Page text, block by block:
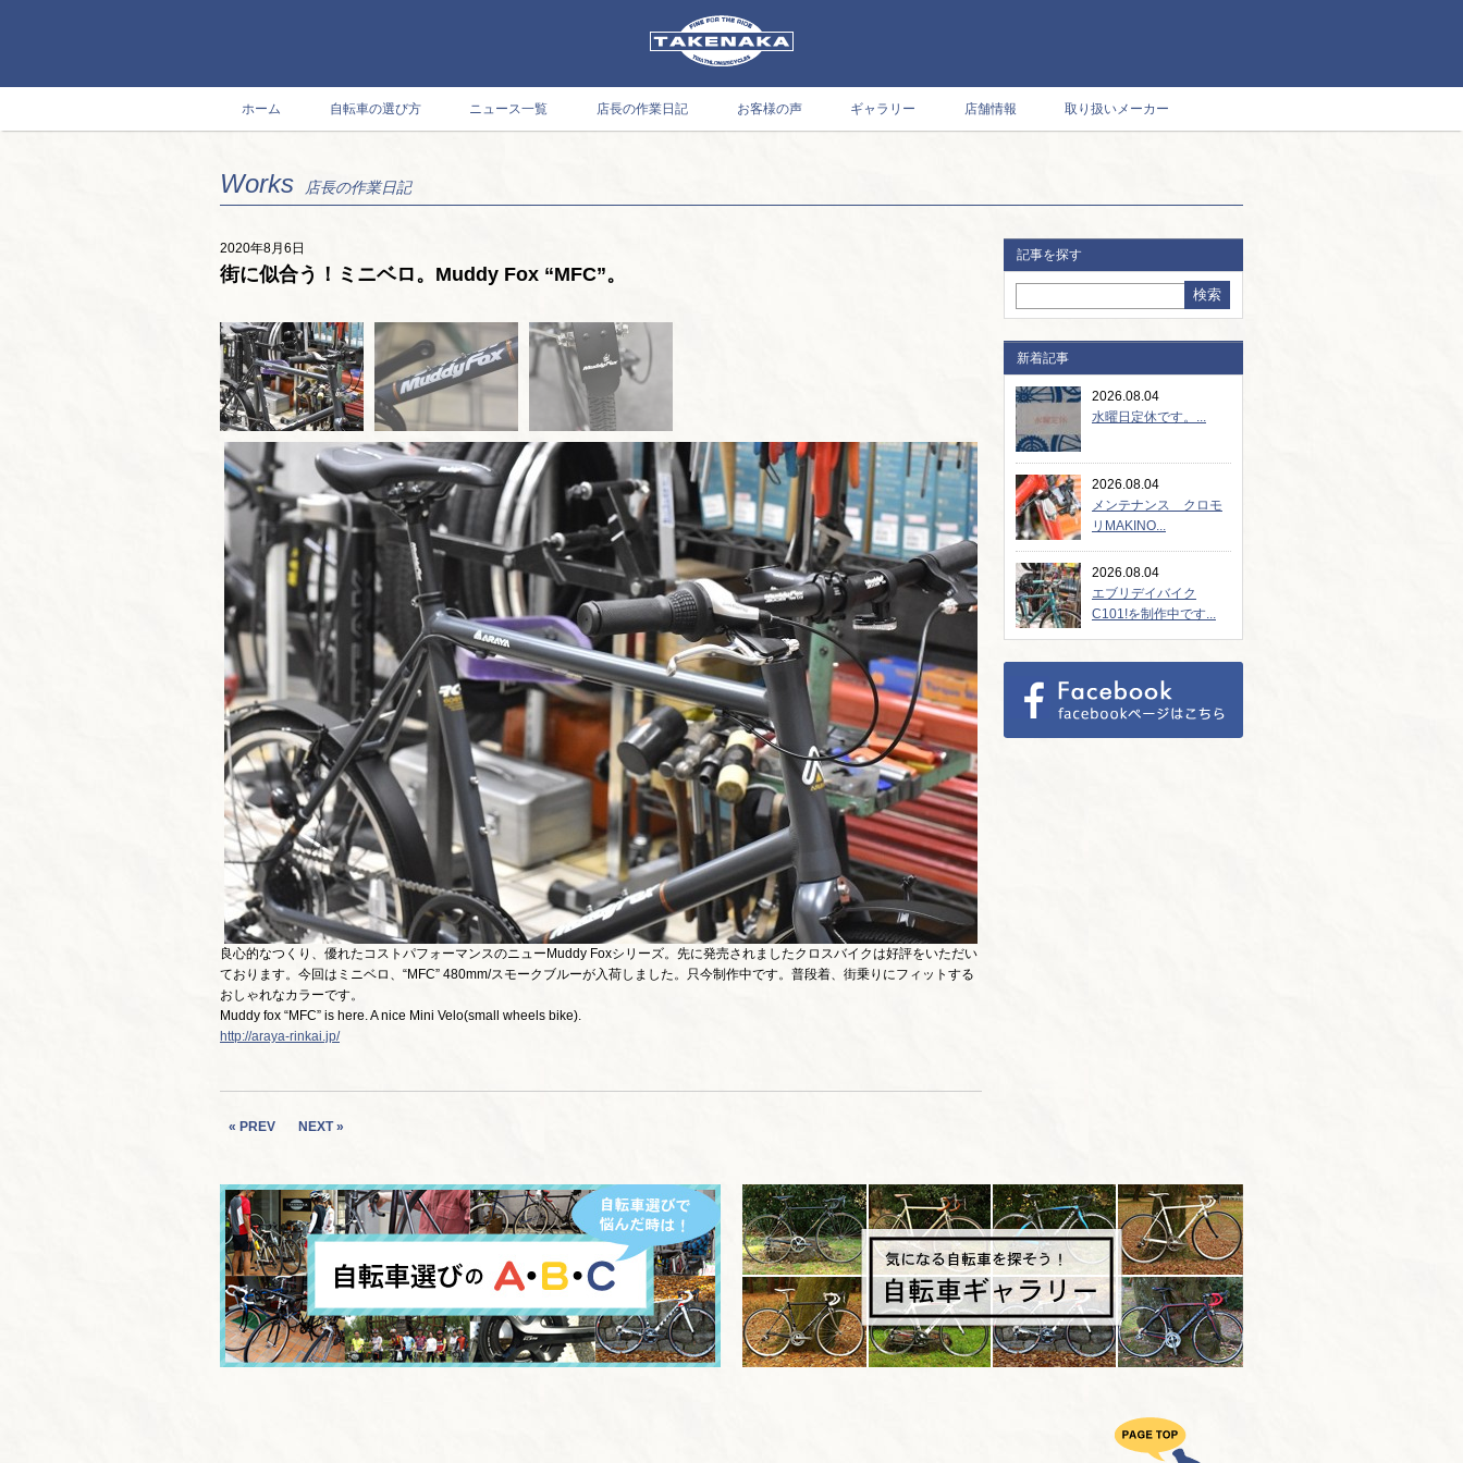
ホーム 自転車の選び方 ニュース一覧 店長の作業日記 お客様の声 ギャラリー 店舗情報 取り扱いメーカー
Works 店長の作業日記
2020年8月6日
街に似合う！ミニベロ。Muddy Fox “MFC”。
良心的なつくり、優れたコストパフォーマンスのニューMuddy Foxシリーズ。先に発売されましたクロスバイクは好評をいただい
ております。今回はミニベロ、“MFC” 480mm/スモークブルーが入荷しました。只今制作中です。普段着、街乗りにフィットする
おしゃれなカラーです。
Muddy fox “MFC” is here. A nice Mini Velo(small wheels bike).
http://araya-rinkai.jp/
« PREV NEXT »
記事を探す
新着記事
2026.08.04
水曜日定休です。...
2026.08.04
メンテナンス クロモ
リMAKINO...
2026.08.04
エブリデイバイク
C101!を制作中です...